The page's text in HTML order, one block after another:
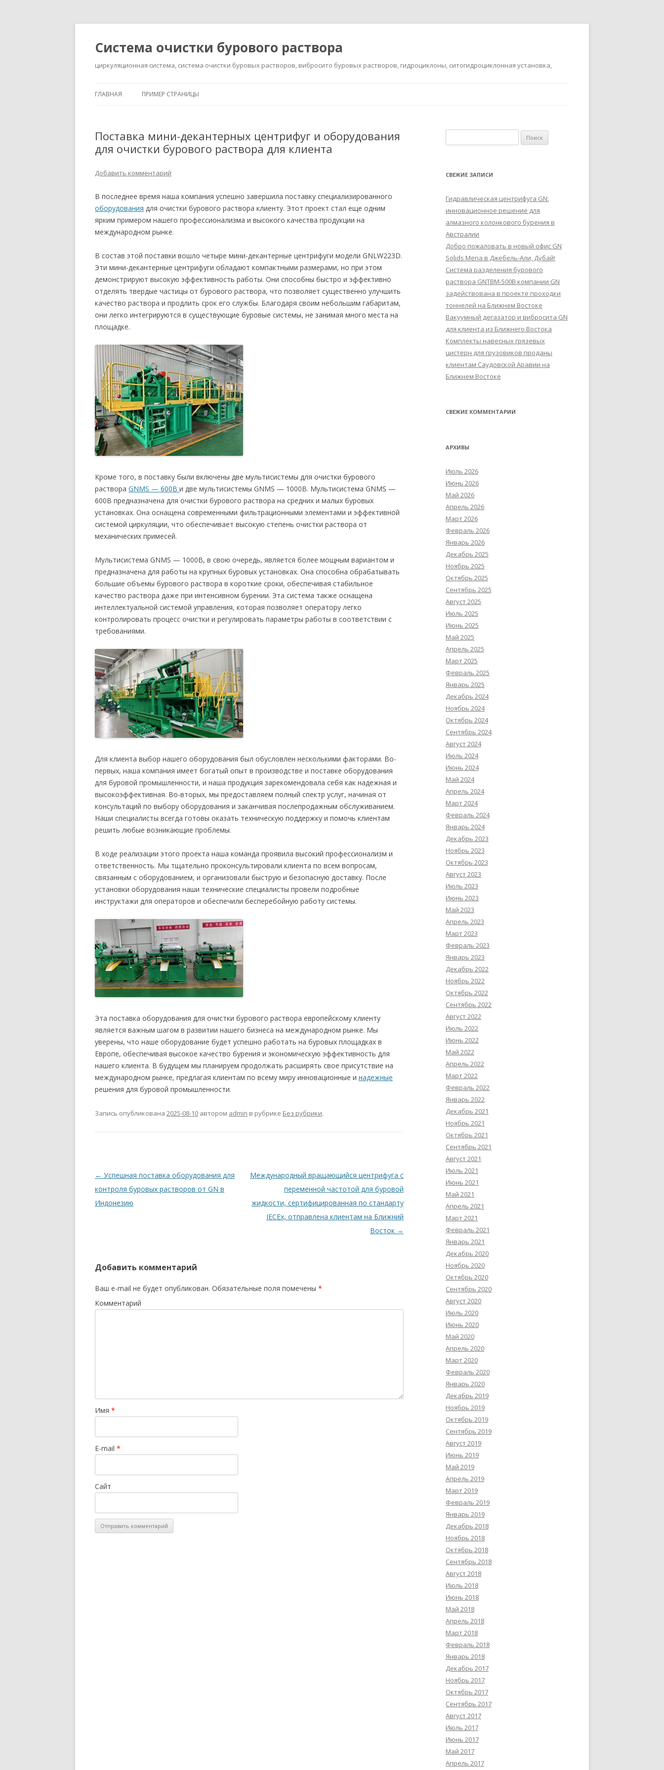
Система очистки бурового раствора
циркуляционная система, система очистки буровых растворов, вибросито буровых растворов, гидроциклоны, ситогидроциклонная установка,
ГЛАВНАЯ ПРИМЕР СТРАНИЦЫ
Поставка мини-декантерных центрифуг и оборудования
для очистки бурового раствора для клиента
Добавить комментарий
В последнее время наша компания успешно завершила поставку специализированного
оборудования для очистки бурового раствора клиенту. Этот проект стал еще одним
ярким примером нашего профессионализма и высокого качества продукции на
международном рынке.
В состав этой поставки вошло четыре мини-декантерные центрифуги модели GNLW223D.
Эти мини-декантерные центрифуги обладают компактными размерами, но при этом
демонстрируют высокую эффективность работы. Они способны быстро и эффективно
отделять твердые частицы от бурового раствора, что позволяет существенно улучшить
качество раствора и продлить срок его службы. Благодаря своим небольшим габаритам,
они легко интегрируются в существующие буровые системы, не занимая много места на
площадке.
Кроме того, в поставку были включены две мультисистемы для очистки бурового
раствора GNMS — 600B и две мультисистемы GNMS — 1000B. Мультисистема GNMS —
600B предназначена для очистки бурового раствора на средних и малых буровых
установках. Она оснащена современными фильтрационными элементами и эффективной
системой циркуляции, что обеспечивает высокую степень очистки раствора от
механических примесей.
Мультисистема GNMS — 1000B, в свою очередь, является более мощным вариантом и
предназначена для работы на крупных буровых установках. Она способна обрабатывать
большие объемы бурового раствора в короткие сроки, обеспечивая стабильное
качество раствора даже при интенсивном бурении. Эта система также оснащена
интеллектуальной системой управления, которая позволяет оператору легко
контролировать процесс очистки и регулировать параметры работы в соответствии с
требованиями.
Для клиента выбор нашего оборудования был обусловлен несколькими факторами. Во-
первых, наша компания имеет богатый опыт в производстве и поставке оборудования
для буровой промышленности, и наша продукция зарекомендовала себя как надежная и
высокоэффективная. Во-вторых, мы предоставляем полный спектр услуг, начиная от
консультаций по выбору оборудования и заканчивая послепродажным обслуживанием.
Наши специалисты всегда готовы оказать техническую поддержку и помочь клиентам
решить любые возникающие проблемы.
В ходе реализации этого проекта наша команда проявила высокий профессионализм и
ответственность. Мы тщательно проконсультировали клиента по всем вопросам,
связанным с оборудованием, и организовали быструю и безопасную доставку. После
установки оборудования наши технические специалисты провели подробные
инструктажи для операторов и обеспечили бесперебойную работу системы.
Эта поставка оборудования для очистки бурового раствора европейскому клиенту
является важным шагом в развитии нашего бизнеса на международном рынке. Мы
уверены, что наше оборудование будет успешно работать на буровых площадках в
Европе, обеспечивая высокое качество бурения и экономическую эффективность для
нашего клиента. В будущем мы планируем продолжать расширять свое присутствие на
международном рынке, предлагая клиентам по всему миру инновационные и надежные
решения для буровой промышленности.
Запись опубликована 2025-08-10 автором admin в рубрике Без рубрики.
Навигация по записям
← Успешная поставка оборудования для
контроля буровых растворов от GN в
Индонезию
Международный вращающийся центрифуга с
переменной частотой для буровой
жидкости, сертифицированная по стандарту
IECEx, отправлена клиентам на Ближний
Восток →
Добавить комментарий
Ваш e-mail не будет опубликован. Обязательные поля помечены *
Комментарий
Имя *
E-mail *
Сайт
СВЕЖИЕ ЗАПИСИ
Гидравлическая центрифуга GN:
инновационное решение для
алмазного колонкового бурения в
Австралии
Добро пожаловать в новый офис GN
Solids Mena в Джебель-Али, Дубай!
Система разделения бурового
раствора GNTBM-500B компании GN
задействована в проекте проходки
тоннелей на Ближнем Востоке
Вакуумный дегазатор и вибросита GN
для клиента из Ближнего Востока
Комплекты навесных грязевых
цистерн для грузовиков проданы
клиентам Саудовской Аравии на
Ближнем Востоке
СВЕЖИЕ КОММЕНТАРИИ
АРХИВЫ
Июль 2026
Июнь 2026
Май 2026
Апрель 2026
Март 2026
Февраль 2026
Январь 2026
Декабрь 2025
Ноябрь 2025
Октябрь 2025
Сентябрь 2025
Август 2025
Июль 2025
Июнь 2025
Май 2025
Апрель 2025
Март 2025
Февраль 2025
Январь 2025
Декабрь 2024
Ноябрь 2024
Октябрь 2024
Сентябрь 2024
Август 2024
Июль 2024
Июнь 2024
Май 2024
Апрель 2024
Март 2024
Февраль 2024
Январь 2024
Декабрь 2023
Ноябрь 2023
Октябрь 2023
Август 2023
Июль 2023
Июнь 2023
Май 2023
Апрель 2023
Март 2023
Февраль 2023
Январь 2023
Декабрь 2022
Ноябрь 2022
Октябрь 2022
Сентябрь 2022
Август 2022
Июль 2022
Июнь 2022
Май 2022
Апрель 2022
Март 2022
Февраль 2022
Январь 2022
Декабрь 2021
Ноябрь 2021
Октябрь 2021
Сентябрь 2021
Август 2021
Июль 2021
Июнь 2021
Май 2021
Апрель 2021
Март 2021
Февраль 2021
Январь 2021
Декабрь 2020
Ноябрь 2020
Октябрь 2020
Сентябрь 2020
Август 2020
Июль 2020
Июнь 2020
Май 2020
Апрель 2020
Март 2020
Февраль 2020
Январь 2020
Декабрь 2019
Ноябрь 2019
Октябрь 2019
Сентябрь 2019
Август 2019
Июнь 2019
Май 2019
Апрель 2019
Март 2019
Февраль 2019
Январь 2019
Декабрь 2018
Ноябрь 2018
Октябрь 2018
Сентябрь 2018
Август 2018
Июль 2018
Июнь 2018
Май 2018
Апрель 2018
Март 2018
Февраль 2018
Январь 2018
Декабрь 2017
Ноябрь 2017
Октябрь 2017
Сентябрь 2017
Август 2017
Июль 2017
Июнь 2017
Май 2017
Апрель 2017